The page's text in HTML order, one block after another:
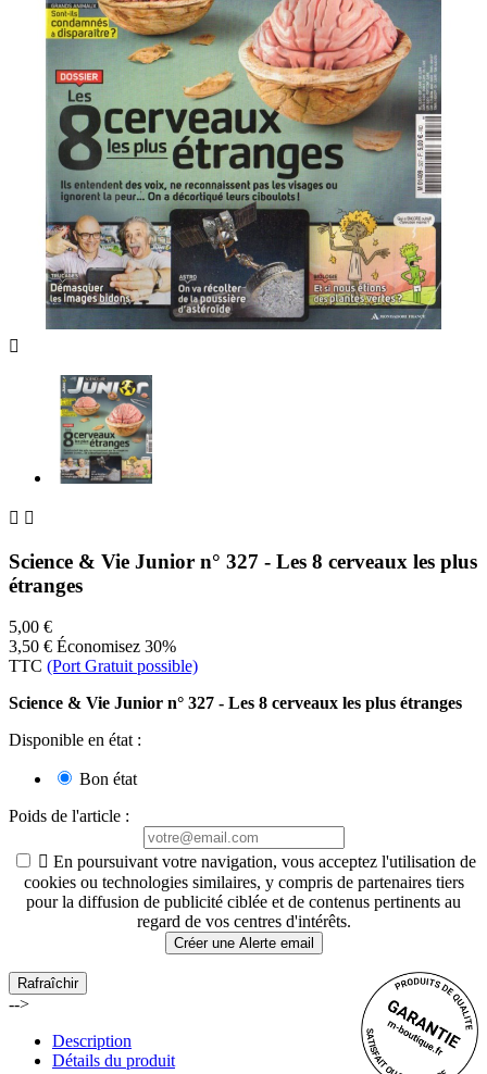

 
Science & Vie Junior n° 327 - Les 8 cerveaux les plus
étranges
5,00 €
3,50 € Économisez 30%
TTC (Port Gratuit possible)
Science & Vie Junior n° 327 - Les 8 cerveaux les plus étranges
Disponible en état :
Bon état
Poids de l'article :
 En poursuivant votre navigation, vous acceptez l'utilisation de
cookies ou technologies similaires, y compris de partenaires tiers
pour la diffusion de publicité ciblée et de contenus pertinents au
regard de vos centres d'intérêts.
Créer une Alerte email
-->
Description
Détails du produit